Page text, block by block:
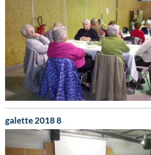
galette 2018 8